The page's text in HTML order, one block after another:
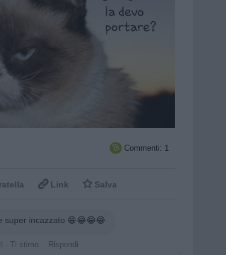
 Commenti: 1
 Link  Salva
super incazzato 😁😂😂😂
Ti stimo Rispondi